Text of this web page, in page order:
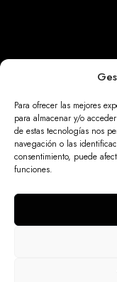
Para ofrecer las mejores
para almacenar y/o
de estas tecnologías nos
navegación o las
consentimiento, puede
funciones.